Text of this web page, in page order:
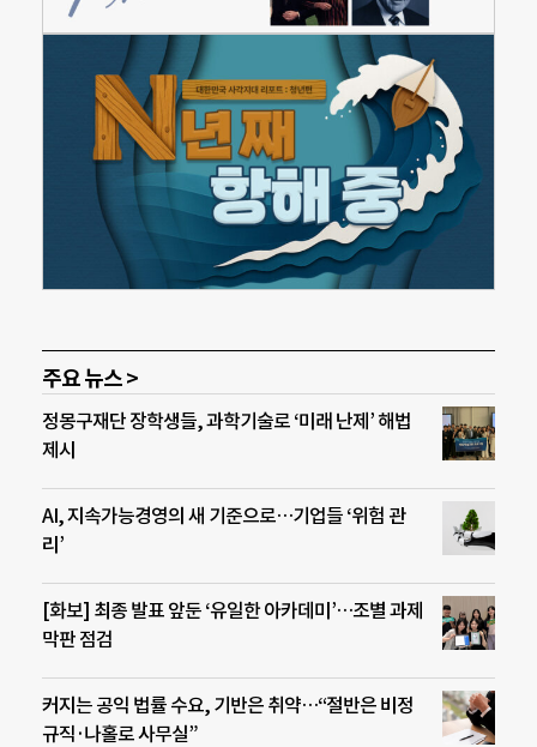
주요 뉴스 >
정몽구재단 장학생들, 과학기술로 ‘미래 난제’ 해법
제시
AI, 지속가능경영의 새 기준으로…기업들 ‘위험 관
리’
[화보] 최종 발표 앞둔 ‘유일한 아카데미’…조별 과제
막판 점검
커지는 공익 법률 수요, 기반은 취약…“절반은 비정
규직·나홀로 사무실”